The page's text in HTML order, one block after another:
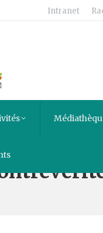
Intranet